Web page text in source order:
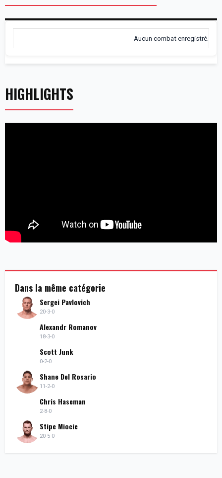
Aucun combat enregistré.
HIGHLIGHTS
Dans la même catégorie
Sergei Pavlovich
20-3-0
Alexandr Romanov
18-3-0
Scott Junk
0-2-0
Shane Del Rosario
11-2-0
Chris Haseman
2-8-0
Stipe Miocic
20-5-0